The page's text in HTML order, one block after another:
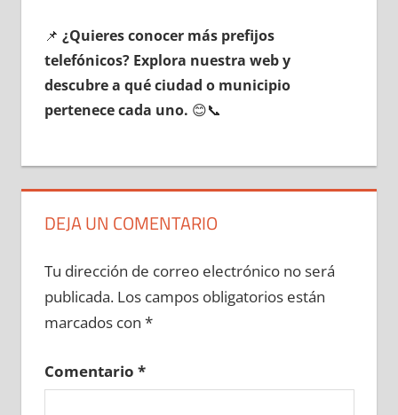
📌 ¿Quieres conocer mа́s prefijos
telefónicos? Explora nuestra web у
descubre а qué ciudad ο municipio
pertenece cada uno. 😊📞
DEJA UN COMENTARIO
Tu dirección de correo electrónico no será
publicada. Los campos obligatorios están
marcados con *
Comentario *